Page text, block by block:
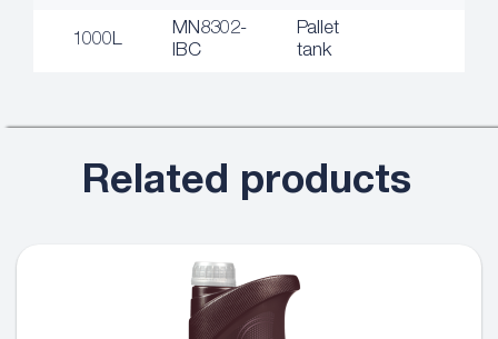
1000L
MN8302-
IBC
Pallet
tank
Related products